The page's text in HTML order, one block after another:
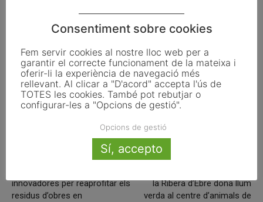
Diputació de Tarragona
Mercè Pedret mobilitat
Facebook X Linkedin
innovadores per reaprofitar els
residus d’obres en
la Ribera d’Ebre dona llum
verda al centre d’animals de
Consentiment sobre cookies
Fem servir cookies al nostre lloc web per a
garantir el correcte funcionament de la mateixa i
oferir-li la experiència de navegació més
rellevant. Al clicar a "D'acord" accepta l'ús de
TOTES les cookies. També pot rebutjar o
configurar-les a "Opcions de gestió".
Opcions de gestió
Sí, accepto